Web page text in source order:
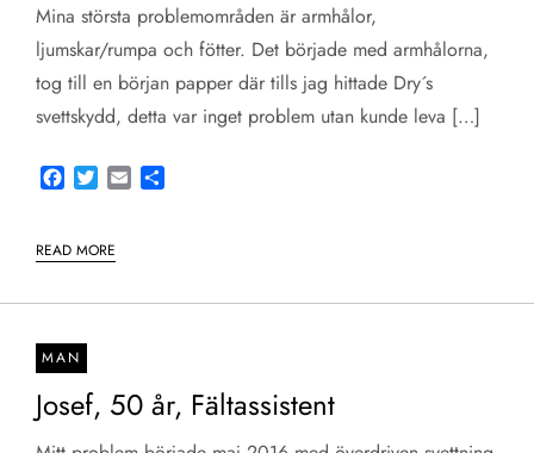
Mina största problemområden är armhålor,
ljumskar/rumpa och fötter. Det började med armhålorna,
tog till en början papper där tills jag hittade Dry´s
svettskydd, detta var inget problem utan kunde leva […]
Facebook
TwitterEmail
READ MORE
MAN
Josef, 50 år, Fältassistent